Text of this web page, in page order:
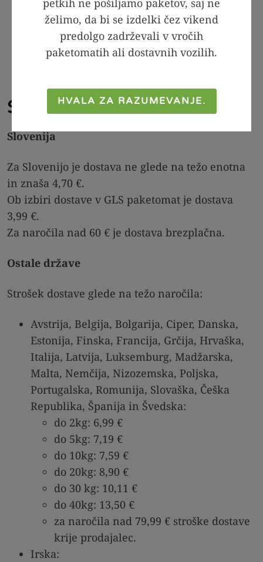
Prodajalca, v tem primeru se ne plača
stroškov dostave;
Dostava na dom, v tem primeru se plačajo
Strošek dostave
Slovenija
Za Slovenijo je dostava ne glede na težo enotna
in znaša 4,70 €.
Ob izbiri dostave v GLS paketomat je dostava
3,99 €.
Za naročila nad 60 € je dostava brezplačna.
Ostale države
Strošek dostave glede na težo naročila:
Avstrija, Belgija, Bolgarija, Ciper, Danska,
Estonija, Finska, Francija, Grčija, Hrvaška,
Italija, Latvija, Luksemburg, Madžarska,
Malta, Nemčija, Nizozemska, Poljska,
Portugalska, Romunija, Slovaška, Češka
Republika, Španija in Švedska:
do 2kg: 6,99 €
do 5kg: 7,19 €
do 10kg: 7,59 €
do 20kg: 8,90 €
do 30 kg: 10,11 €
do 40kg: 13,50 €
za naročila nad 79,99 € stroške dostave
krije prodajalec.
Irska:
želimo, da bi se izdelki čez vikend
predolgo zadrževali v vročih
paketomatih ali dostavnih vozilih.
HVALA ZA RAZUMEVANJE.